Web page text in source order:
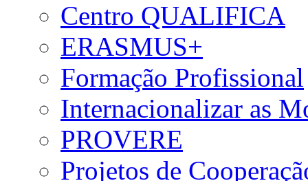
Centro QUALIFICA
ERASMUS+
Formação Profissional
Internacionalizar as
PROVERE
Projetos de